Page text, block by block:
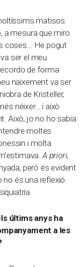
matisos.
a mesura que miro
coses… He pogut
ser el meu
de forma
naixement va ser
de Kristeller,
néixer… i això
Això, jo no ho sabia
moltes
i molta
A priori,
però és evident
no és una reflexió
últims anys ha
a les